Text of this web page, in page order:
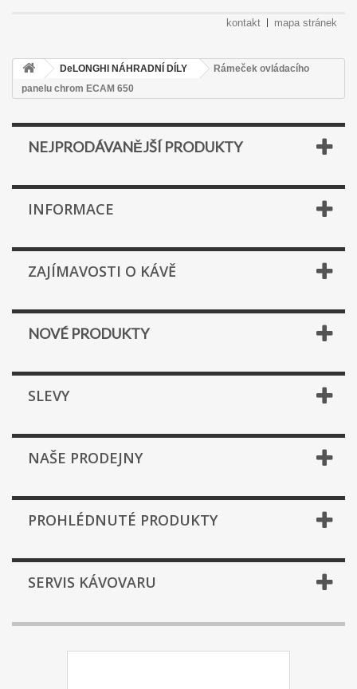
kontakt mapa stránek
DeLONGHI NÁHRADNÍ DÍLY
Rámeček ovládacího
panelu chrom ECAM 650
NEJPRODÁVANĚJŠÍ PRODUKTY
INFORMACE
ZAJÍMAVOSTI O KÁVĚ
NOVÉ PRODUKTY
SLEVY
NAŠE PRODEJNY
PROHLÉDNUTÉ PRODUKTY
SERVIS KÁVOVARU